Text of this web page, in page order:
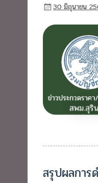
30 มิถุนายน
สรุปผลการ